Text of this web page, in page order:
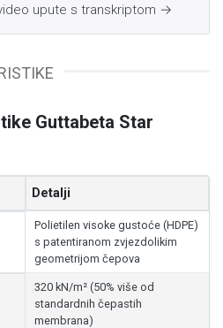
upute s transkriptom →
Guttabeta Star
HDPE čepaste membrane
Detalji
Polietilen visoke gustoće (HDPE)
s patentiranom zvjezdolikim
geometrijom čepova
320 kN/m² (50% više od
standardnih čepastih
membrana)